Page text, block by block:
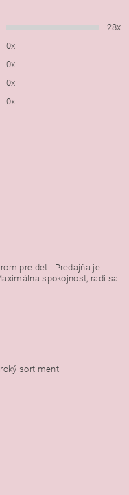
28x
0x
0x
0x
0x
pre deti. Predajňa je
spokojnosť, radi sa
sortiment.